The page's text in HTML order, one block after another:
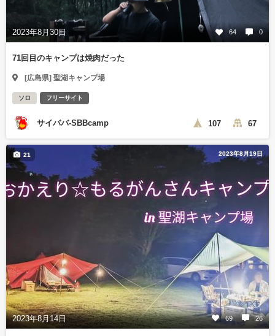
2023年8月30日 64 0
71回目のキャンプは焼肉だった
[広島県] 聖湖キャンプ場
ソロ フリーサイト
サイババ-SBBcamp 107 67
2023年8月19日
2023年8月14日 69 26
21